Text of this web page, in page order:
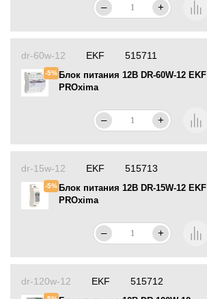
– +
515711
dr-60w-12
-5% Блок питания 12В DR-60W-12 EKF
PROxima
EKF
– +
515713
dr-15w-12
-5% Блок питания 12В DR-15W-12 EKF
PROxima
EKF
– +
515712
dr-120w-12 EKF